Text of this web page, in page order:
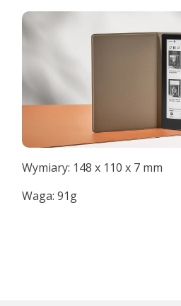
Wymiary: 148 x 110 x 7 mm
Waga: 91g